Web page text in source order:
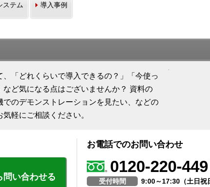
ステム 導入事例
、「どれくらいで導入できるの？」「今使っ
ど気になる点はございませんか？ 資料の
のデモンストレーションを見たい、などの
軽にご相談ください。
問い合わせる
お電話でのお問い合わせ
0120-220-449
受付時間
9:00～17:30（土日祝